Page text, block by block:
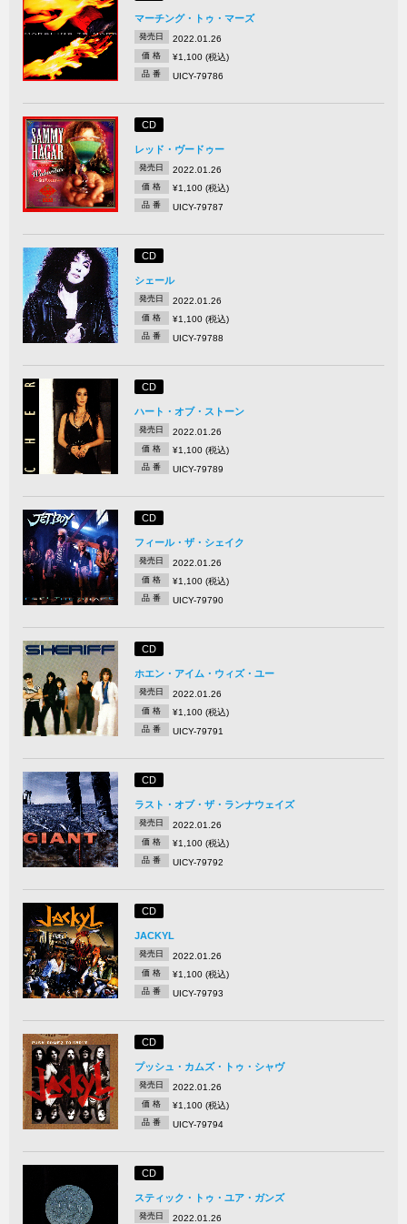
マーチング・トゥ・マーズ
発売日 2022.01.26
価 格 ¥1,100 (税込)
品 番 UICY-79786
CD
レッド・ヴードゥー
発売日 2022.01.26
価 格 ¥1,100 (税込)
品 番 UICY-79787
CD
シェール
発売日 2022.01.26
価 格 ¥1,100 (税込)
品 番 UICY-79788
CD
ハート・オブ・ストーン
発売日 2022.01.26
価 格 ¥1,100 (税込)
品 番 UICY-79789
CD
フィール・ザ・シェイク
発売日 2022.01.26
価 格 ¥1,100 (税込)
品 番 UICY-79790
CD
ホエン・アイム・ウィズ・ユー
発売日 2022.01.26
価 格 ¥1,100 (税込)
品 番 UICY-79791
CD
ラスト・オブ・ザ・ランナウェイズ
発売日 2022.01.26
価 格 ¥1,100 (税込)
品 番 UICY-79792
CD
JACKYL
発売日 2022.01.26
価 格 ¥1,100 (税込)
品 番 UICY-79793
CD
プッシュ・カムズ・トゥ・シャヴ
発売日 2022.01.26
価 格 ¥1,100 (税込)
品 番 UICY-79794
CD
スティック・トゥ・ユア・ガンズ
発売日 2022.01.26